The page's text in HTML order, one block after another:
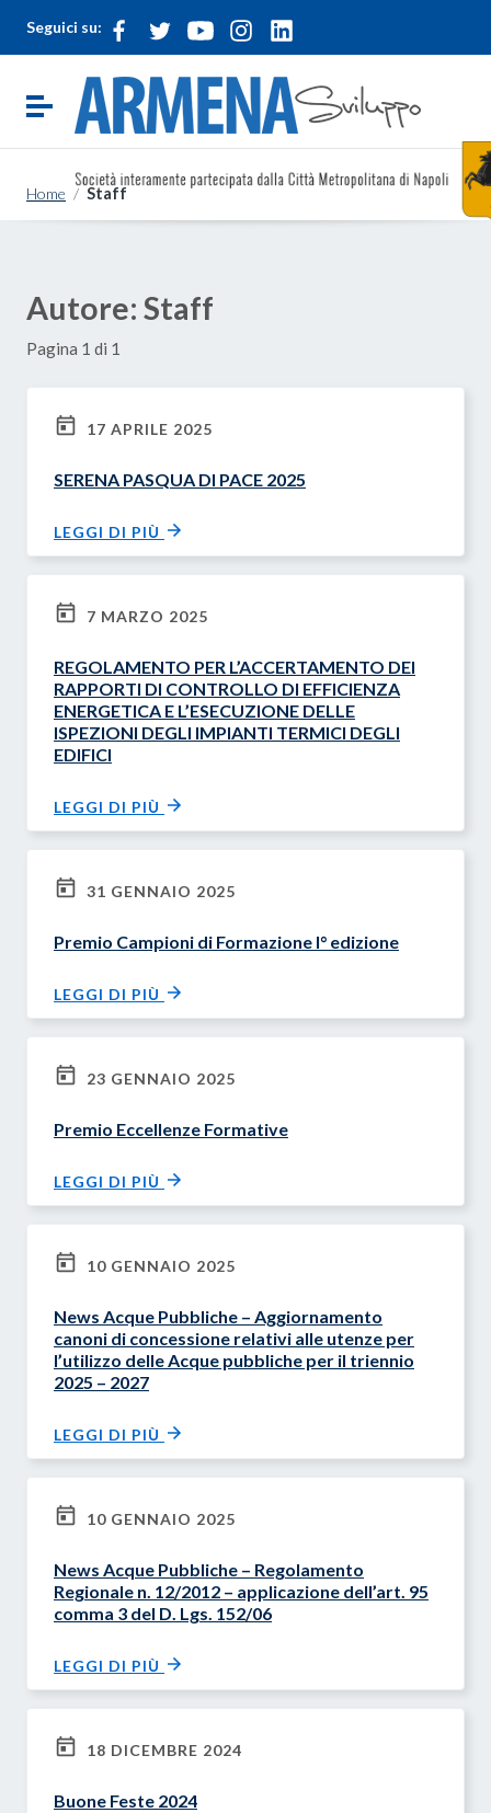
Vai al menu di navigazione
Vai al footer
Seguici su:
Attiva / disattiva la navigazione
Home / Staff
Autore: Staff
Pagina 1 di 1
17 APRILE 2025
SERENA PASQUA DI PACE 2025
LEGGI DI PIÙ
7 MARZO 2025
REGOLAMENTO PER L’ACCERTAMENTO DEI
RAPPORTI DI CONTROLLO DI EFFICIENZA
ENERGETICA E L’ESECUZIONE DELLE
ISPEZIONI DEGLI IMPIANTI TERMICI DEGLI
EDIFICI
LEGGI DI PIÙ
31 GENNAIO 2025
Premio Campioni di Formazione I° edizione
LEGGI DI PIÙ
23 GENNAIO 2025
Premio Eccellenze Formative
LEGGI DI PIÙ
10 GENNAIO 2025
News Acque Pubbliche – Aggiornamento
canoni di concessione relativi alle utenze per
l’utilizzo delle Acque pubbliche per il triennio
2025 – 2027
LEGGI DI PIÙ
10 GENNAIO 2025
News Acque Pubbliche – Regolamento
Regionale n. 12/2012 – applicazione dell’art. 95
comma 3 del D. Lgs. 152/06
LEGGI DI PIÙ
18 DICEMBRE 2024
Buone Feste 2024